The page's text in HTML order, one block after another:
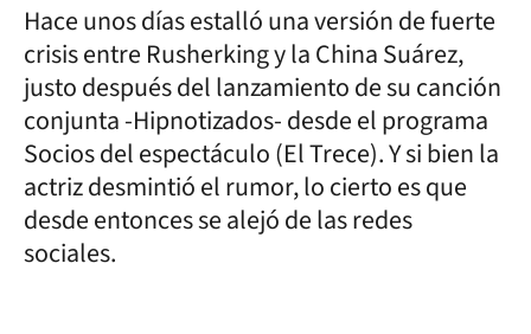
Hace unos días estalló una versión de fuerte
crisis entre Rusherking y la China Suárez,
justo después del lanzamiento de su canción
conjunta -Hipnotizados- desde el programa
Socios del espectáculo (El Trece). Y si bien la
actriz desmintió el rumor, lo cierto es que
desde entonces se alejó de las redes
sociales.